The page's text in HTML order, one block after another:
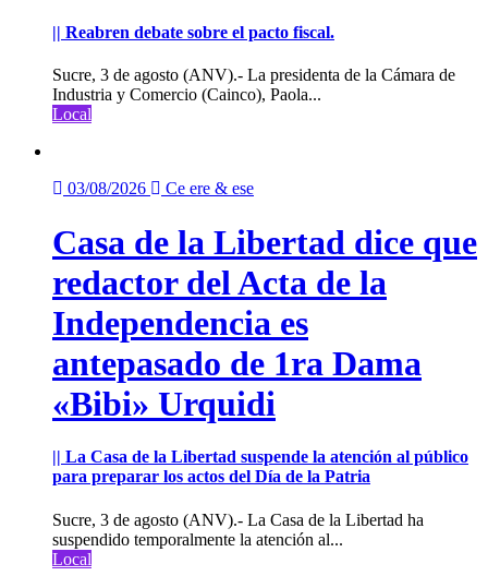
|| Reabren debate sobre el pacto fiscal.
Sucre, 3 de agosto (ANV).- La presidenta de la Cámara de
Industria y Comercio (Cainco), Paola...
Local
03/08/2026 Ce ere & ese
Casa de la Libertad dice que
redactor del Acta de la
Independencia es
antepasado de 1ra Dama
«Bibi» Urquidi
|| La Casa de la Libertad suspende la atención al público
para preparar los actos del Día de la Patria
Sucre, 3 de agosto (ANV).- La Casa de la Libertad ha
suspendido temporalmente la atención al...
Local